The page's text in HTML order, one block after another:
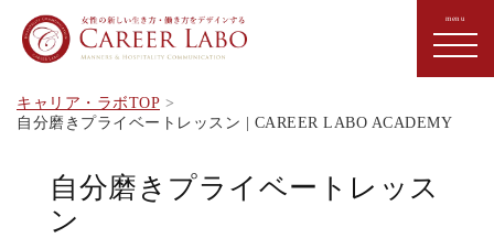
キャリア・ラボTOP
自分磨きプライベートレッスン | CAREER LABO ACADEMY
自分磨きプライベートレッス
ン